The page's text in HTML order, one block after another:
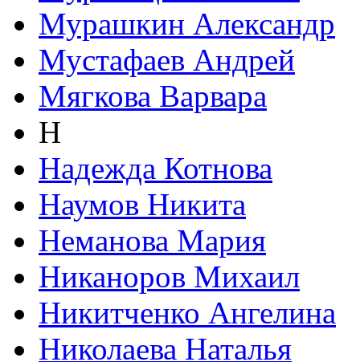
Мурашкин Александр
Мустафаев Андрей
Мягкова Варвара
Н
Надежда Котнова
Наумов Никита
Неманова Мария
Никаноров Михаил
Никитченко Ангелина
Николаева Наталья